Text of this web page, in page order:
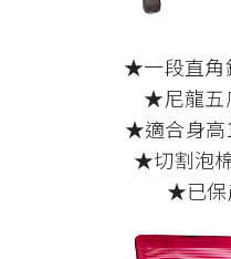
★一段直角
★尼龍五
★適合身高
★切割泡
★已保